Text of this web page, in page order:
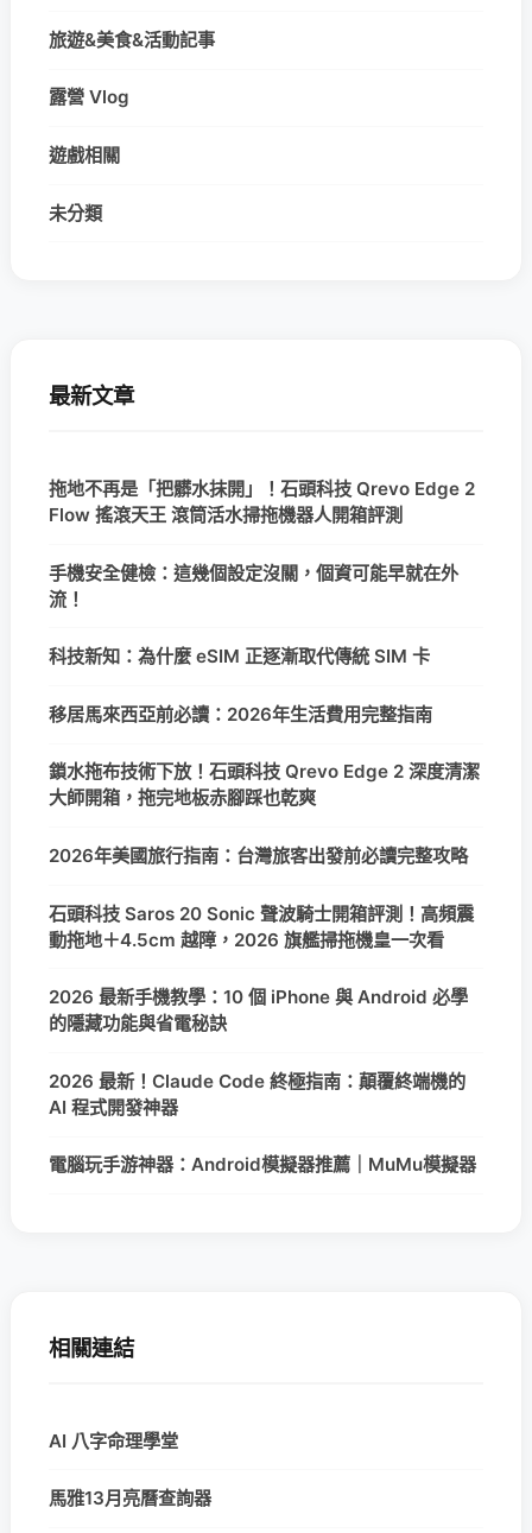
旅遊&美食&活動記事
露營 Vlog
遊戲相關
未分類
最新文章
拖地不再是「把髒水抹開」！石頭科技 Qrevo Edge 2
Flow 搖滾天王 滾筒活水掃拖機器人開箱評測
手機安全健檢：這幾個設定沒關，個資可能早就在外
流！
科技新知：為什麼 eSIM 正逐漸取代傳統 SIM 卡
移居馬來西亞前必讀：2026年生活費用完整指南
鎖水拖布技術下放！石頭科技 Qrevo Edge 2 深度清潔
大師開箱，拖完地板赤腳踩也乾爽
2026年美國旅行指南：台灣旅客出發前必讀完整攻略
石頭科技 Saros 20 Sonic 聲波騎士開箱評測！高頻震
動拖地＋4.5cm 越障，2026 旗艦掃拖機皇一次看
2026 最新手機教學：10 個 iPhone 與 Android 必學
的隱藏功能與省電秘訣
2026 最新！Claude Code 終極指南：顛覆終端機的
AI 程式開發神器
電腦玩手游神器：Android模擬器推薦｜MuMu模擬器
相關連結
AI 八字命理學堂
馬雅13月亮曆查詢器